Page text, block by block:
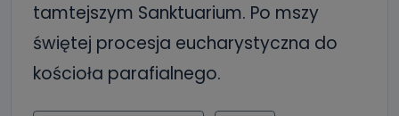
tamtejszym Sanktuarium. Po mszy
świętej procesja eucharystyczna do
kościoła parafialnego.